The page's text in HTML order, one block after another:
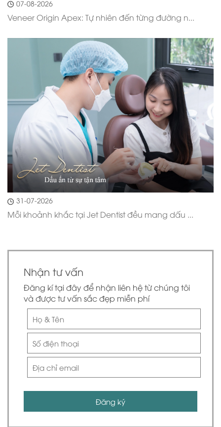
07-08-2026
Veneer Origin Apex: Tự nhiên đến từng đường n...
31-07-2026
Mỗi khoảnh khắc tại Jet Dentist đều mang dấu ...
Nhận tư vấn
Đăng kí tại đây để nhận liên hệ từ chúng tôi
và được tư vấn sắc đẹp miễn phí
Đăng ký